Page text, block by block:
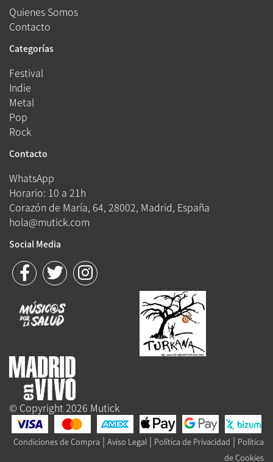
Quienes Somos
Contacto
Categorías
Festival
Indie
Metal
Pop
Rock
Contacto
WhatsApp
Horario: 10 a 21h
Corazón de María, 64, 28002, Madrid, España
hola@mutick.com
Social Media
© Copyright 2026 Mutick
Condiciones de Compra | Aviso Legal | Política de Privacidad | Política
de Cookies